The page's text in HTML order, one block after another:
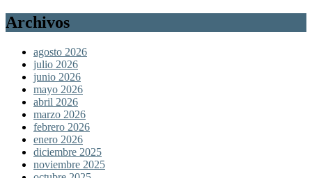
Archivos
agosto 2026
julio 2026
junio 2026
mayo 2026
abril 2026
marzo 2026
febrero 2026
enero 2026
diciembre 2025
noviembre 2025